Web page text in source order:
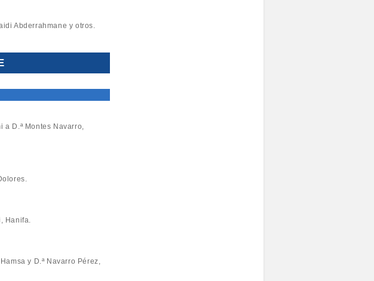
Abderrahmane y otros.
D.ª Montes Navarro,
Hanifa.
y D.ª Navarro Pérez,